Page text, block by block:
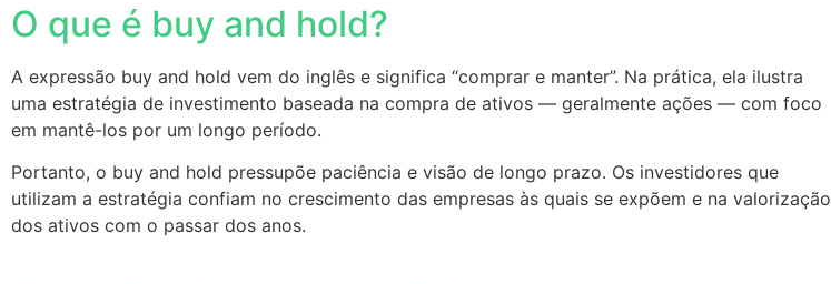
O que é buy and hold?
A expressão buy and hold vem do inglês e significa “comprar e manter”. Na prática, ela ilustra
uma estratégia de investimento baseada na compra de ativos — geralmente ações — com foco
em mantê-los por um longo período.
Portanto, o buy and hold pressupõe paciência e visão de longo prazo. Os investidores que
utilizam a estratégia confiam no crescimento das empresas às quais se expõem e na valorização
dos ativos com o passar dos anos.